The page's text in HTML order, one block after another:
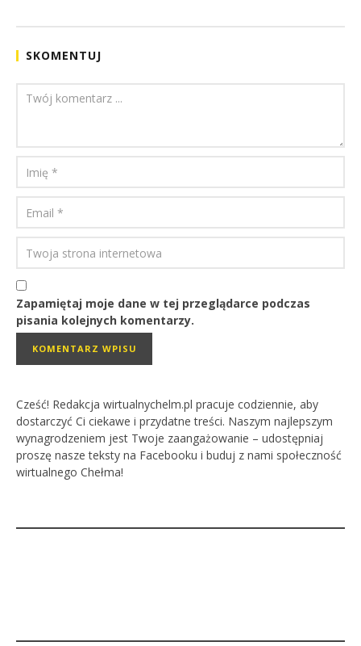
SKOMENTUJ
Zapamiętaj moje dane w tej przeglądarce podczas
pisania kolejnych komentarzy.
Cześć! Redakcja wirtualnychelm.pl pracuje codziennie, aby
dostarczyć Ci ciekawe i przydatne treści. Naszym najlepszym
wynagrodzeniem jest Twoje zaangażowanie – udostępniaj
proszę nasze teksty na Facebooku i buduj z nami społeczność
wirtualnego Chełma!